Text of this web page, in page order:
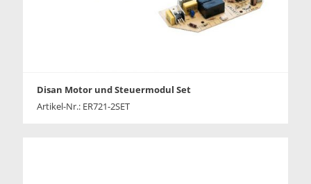
Disan Motor und Steuermodul Set
Artikel-Nr.: ER721-2SET